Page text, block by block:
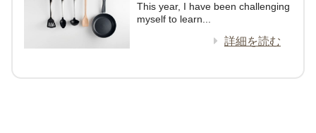
This year, I have been challenging
myself to learn...
詳細を読む